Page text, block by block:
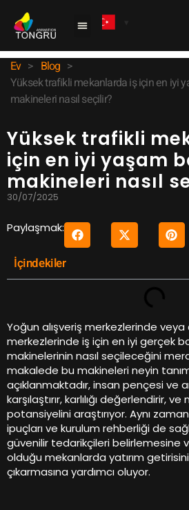
Ev > Blog >
Yüksek trafikli mekanlarda iş için en iyi
makineleri nasıl seçilir?
Yüksek trafikli
için en iyi yaşam
makineleri nasıl
30/07/2025
Paylaşmak:
İçindekiler
Yoğun alışveriş merkezlerinde
merkezlerinde iş için en iyi gerçek
makinelerinin nasıl seçileceğini
makalede bu makineleri neyin
açıklanmaktadır, insan pençesi ve
karşılaştırır, karlılığı değerlendirir,
potansiyelini araştırıyor. Aynı
ipuçları ve kurulum rehberliği de
güvenilir tedarikçileri belirlemesine
olduğu mekanlarda yatırım
çıkarmasına yardımcı oluyor.